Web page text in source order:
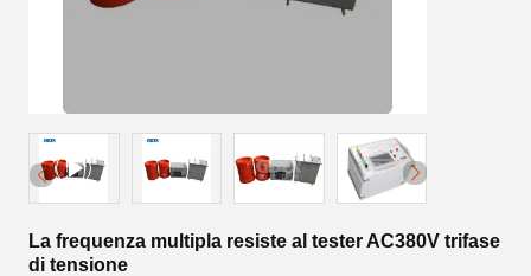
La frequenza multipla resiste al tester AC380V trifase
di tensione